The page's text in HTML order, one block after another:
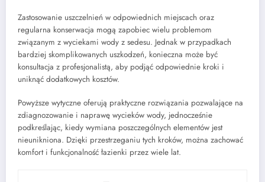
Zastosowanie uszczelnień w odpowiednich miejscach oraz
regularna konserwacja mogą zapobiec wielu problemom
związanym z wyciekami wody z sedesu. Jednak w przypadkach
bardziej skomplikowanych uszkodzeń, konieczna może być
konsultacja z profesjonalistą, aby podjąć odpowiednie kroki i
uniknąć dodatkowych kosztów.
Powyższe wytyczne oferują praktyczne rozwiązania pozwalające na
zdiagnozowanie i naprawę wycieków wody, jednocześnie
podkreślając, kiedy wymiana poszczególnych elementów jest
nieunikniona. Dzięki przestrzeganiu tych kroków, można zachować
komfort i funkcjonalność łazienki przez wiele lat.